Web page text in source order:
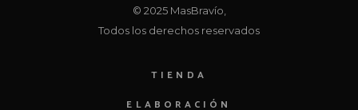
© 2025 MasBravío
Todos los derechos reservados
TIENDA
ELABORACIÓN